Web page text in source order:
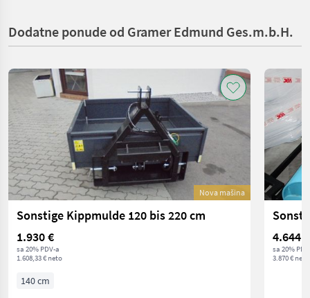
Dodatne ponude od Gramer Edmund Ges.m.b.H.
Nova mašina
Sonstige Kippmulde 120 bis 220 cm
1.930 €
sa 20% PDV-a
1.608,33 € neto
140 cm
4.644 €
sa 20%
3.870 € neto